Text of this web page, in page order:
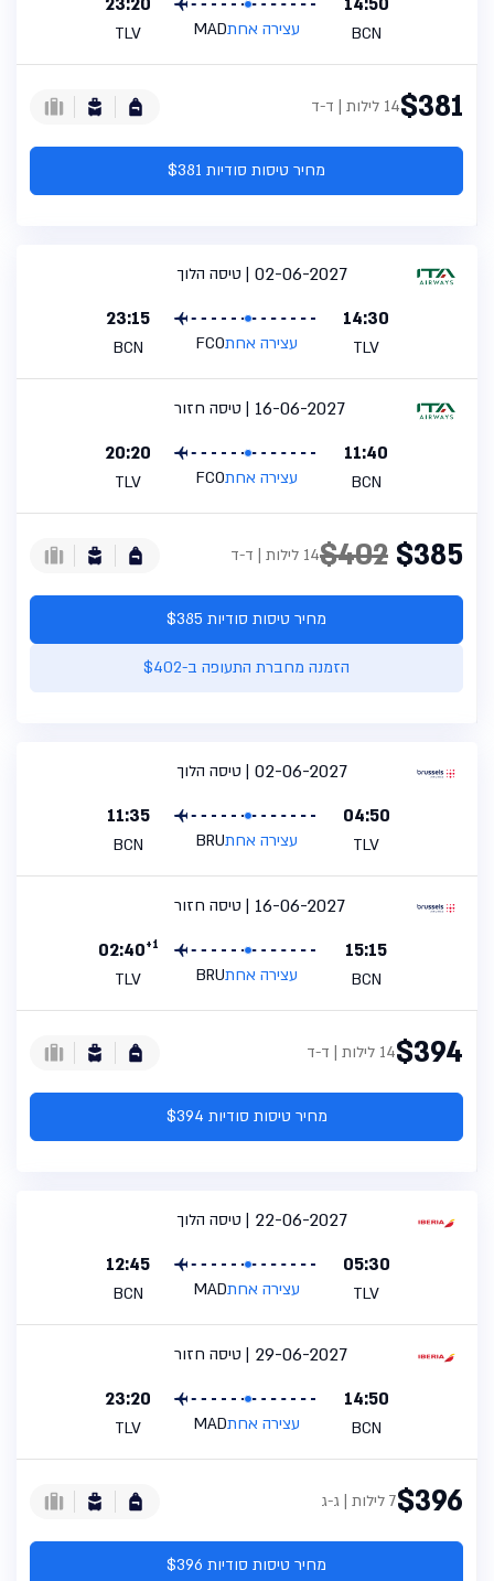
BCN עצירה אחתMAD
TLV
$38114 לילות | ד-ד
מחיר טיסות סודיות $381
טיסה הלוך
02-06-2027
14:30
TLV עצירה אחתFCO
23:15
BCN
טיסה חזור
16-06-2027
11:40
BCN עצירה אחתFCO
20:20
TLV
$385
$40214 לילות | ד-ד
מחיר טיסות סודיות $385
הזמנה מחברת התעופה ב-$402
טיסה הלוך
02-06-2027
04:50
TLV עצירה אחתBRU
11:35
BCN
טיסה חזור
16-06-2027
15:15
BCN עצירה אחתBRU
02:40+1
TLV
$39414 לילות | ד-ד
מחיר טיסות סודיות $394
טיסה הלוך
22-06-2027
05:30
TLV עצירה אחתMAD
12:45
BCN
טיסה חזור
29-06-2027
14:50
BCN עצירה אחתMAD
23:20
TLV
$3967 לילות | ג-ג
מחיר טיסות סודיות $396